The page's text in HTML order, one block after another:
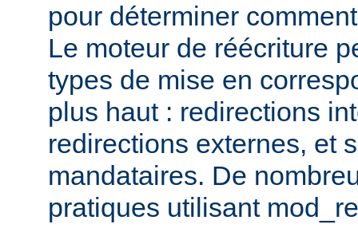
pour déterminer
Le moteur de réécriture
types de mise en
plus haut : redirections
redirections externes, et
mandataires. De
pratiques utilisant